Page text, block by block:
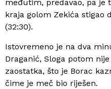
međutim, predavao, pa je
kraja golom Zekića stigao
(32:30).
Istovremeno je na dva
Draganić, Sloga potom
zaostatka, što je Borac
čime je meč bio riješen.